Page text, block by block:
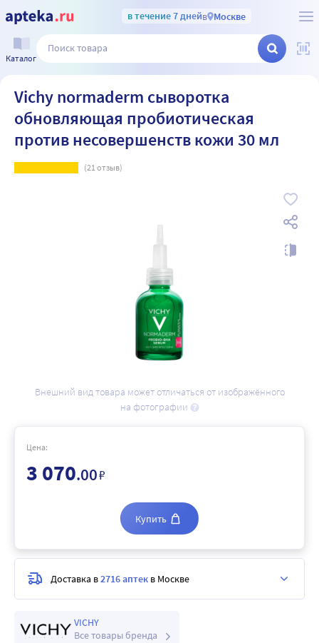
в течение 7 днейв Москве
Каталог
Vichy normaderm сыворотка
обновляющая пробиотическая
против несовершенств кожи 30 мл
(21отзыв)
Внешний вид товара может отличаться от изображённого
на фотографии
VICHY
Все товары бренда
Цена:
3 070.00₽
Купить
Доставка в2716 аптек в Москве